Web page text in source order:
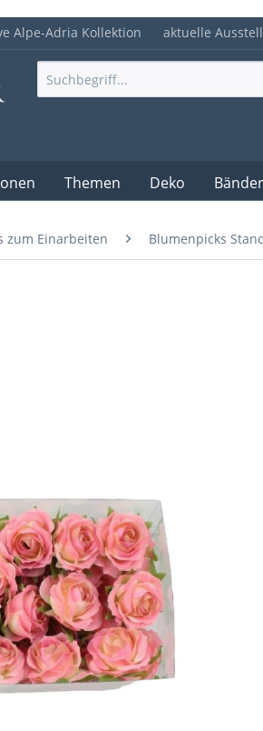
Alpe-Adria Kollektion aktuelle
Themen Deko Bänder
zum Einarbeiten Blumenpicks